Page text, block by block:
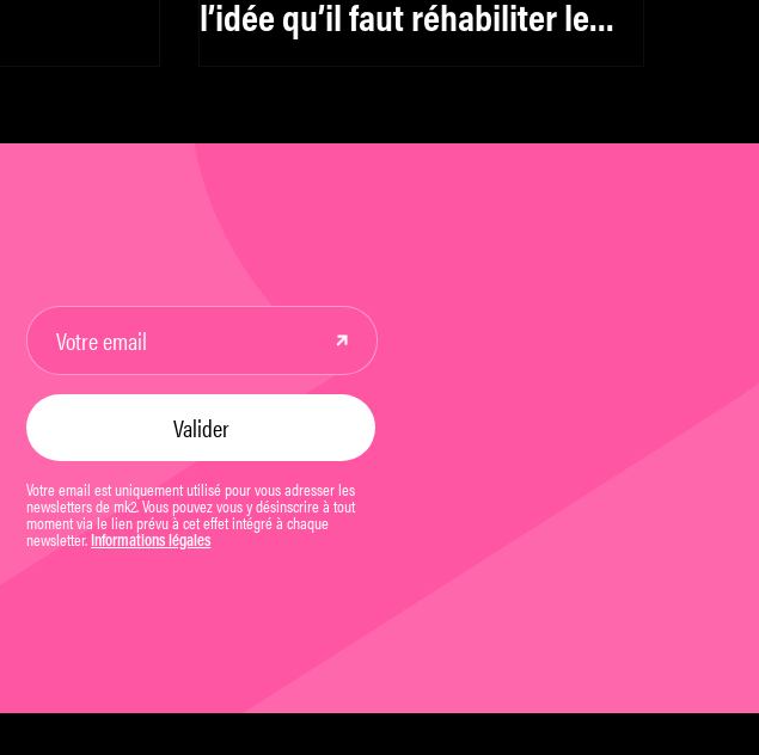
l’idée qu’il faut réhabiliter le
Votre email est uniquement utilisé pour vous adresser les
newsletters de mk2. Vous pouvez vous y désinscrire à tout
moment via le lien prévu à cet effet intégré à chaque
newsletter. Informations légales